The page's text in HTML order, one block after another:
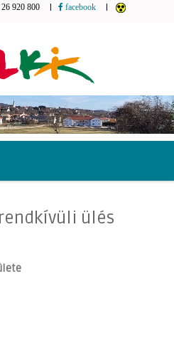
920 800 facebook
rendkívüli ülés